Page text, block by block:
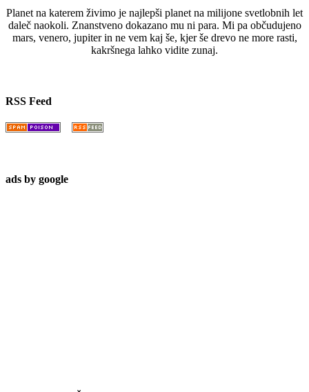
Planet na katerem živimo je najlepši planet na milijone svetlobnih let
daleč naokoli. Znanstveno dokazano mu ni para. Mi pa občudujeno
mars, venero, jupiter in ne vem kaj še, kjer še drevo ne more rasti,
kakršnega lahko vidite zunaj.
RSS Feed
ads by google